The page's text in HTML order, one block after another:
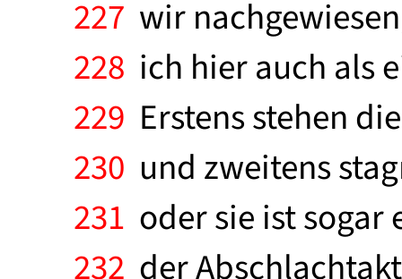
227 wir
228 ich hier auch als
229 Erstens stehen
230 und zweitens
231 oder sie ist
232 der